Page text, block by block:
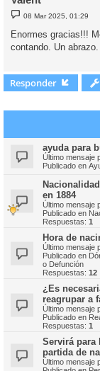
M
e
s
a
08 Mar 2025, 01:29
Enormes gracias!!!
contando. Un abrazo.
Responder
ayuda para
Último mensaje
Publicado en
en 1884
Último mensaje
Publicado en
Respuestas: 1
Hora de
Último mensaje
Publicado en
o Defunción
Respuestas: 12
¿Es
reagrupar a
Último mensaje
Publicado en
Respuestas: 1
Servirá para
partida de
Último mensaje